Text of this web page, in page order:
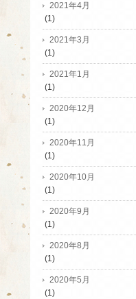
2021年4月
(1)
2021年3月
(1)
2021年1月
(1)
2020年12月
(1)
2020年11月
(1)
2020年10月
(1)
2020年9月
(1)
2020年8月
(1)
2020年5月
(1)